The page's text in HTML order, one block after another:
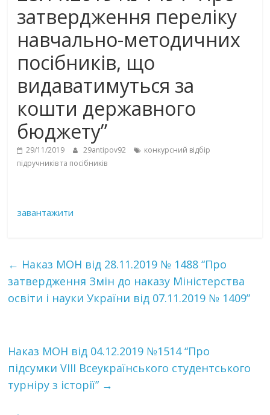
затвердження переліку
навчально-методичних
посібників, що
видаватимуться за
кошти державного
бюджету”
29/11/2019 29antipov92
конкурсний відбір
підручників та посібників
завантажити
← Наказ МОН від 28.11.2019 № 1488 “Про
затвердження Змін до наказу Міністерства
освіти і науки України від 07.11.2019 № 1409”
Наказ МОН від 04.12.2019 №1514 “Про
підсумки VІІI Всеукраїнського студентського
турніру з історії” →